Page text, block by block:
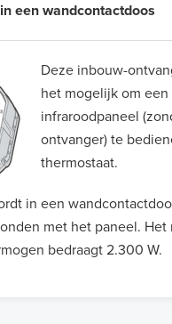
een wandcontactdoos
Deze inbouw-
het mogelijk om een
infraroodpaneel
ontvanger) te
thermostaat.
in een
met het paneel. Het
bedraagt 2.300 W.